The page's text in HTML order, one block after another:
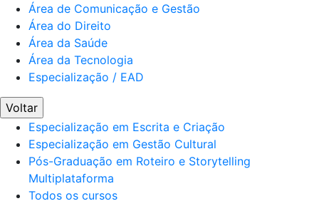
Área de Comunicação e Gestão
Área do Direito
Área da Saúde
Área da Tecnologia
Especialização / EAD
Voltar
Especialização em Escrita e Criação
Especialização em Gestão Cultural
Pós-Graduação em Roteiro e Storytelling
Multiplataforma
Todos os cursos